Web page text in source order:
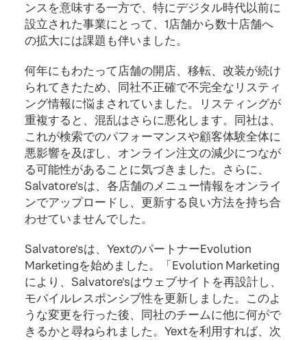
ンスを意味する一方で、特にデジタル時代以前に
設立された事業にとって、1店舗から数十店舗へ
の拡大には課題も伴いました。
何年にもわたって店舗の開店、移転、改装が続け
られてきたため、同社不正確で不完全なリスティ
ング情報に悩まされていました。リスティングが
重複すると、混乱はさらに悪化します。同社は、
これが検索でのパフォーマンスや顧客体験全体に
悪影響を及ぼし、オンライン注文の減少につなが
る可能性があることに気づきました。さらに、
Salvatore'sは、各店舗のメニュー情報をオンライ
ンでアップロードし、更新する良い方法を持ち合
わせていませんでした。
Salvatore'sは、YextのパートナーEvolution
Marketingを始めました。「Evolution Marketing
により、Salvatore'sはウェブサイトを再設計し、
モバイルレスポンシブ性を更新しました。このよ
うな変更を行った後、同社のチームに他に何がで
きるかと尋ねられました。Yextを利用すれば、次